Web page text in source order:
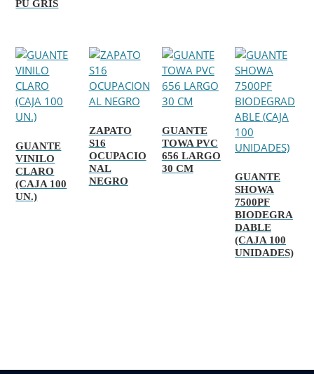
PU GRIS
GUANTE
VINILO
CLARO
(CAJA 100
UN.)
ZAPATO
S16
OCUPACIO
NAL
NEGRO
GUANTE
TOWA PVC
656 LARGO
30 CM
GUANTE
SHOWA
7500PF
BIODEGRA
DABLE
(CAJA 100
UNIDADES)